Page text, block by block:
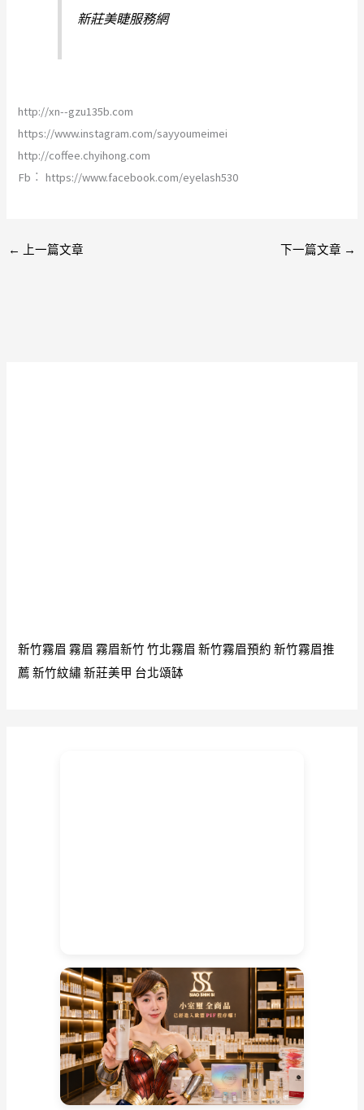
新莊美睫服務網
http://xn--gzu135b.com
https://www.instagram.com/sayyoumeimei
http://coffee.chyihong.com
Fb︰ https://www.facebook.com/eyelash530
← 上一篇文章 下一篇文章 →
新竹霧眉 霧眉 霧眉新竹 竹北霧眉 新竹霧眉預約 新竹霧眉推
薦 新竹紋繡 新莊美甲 台北頌缽